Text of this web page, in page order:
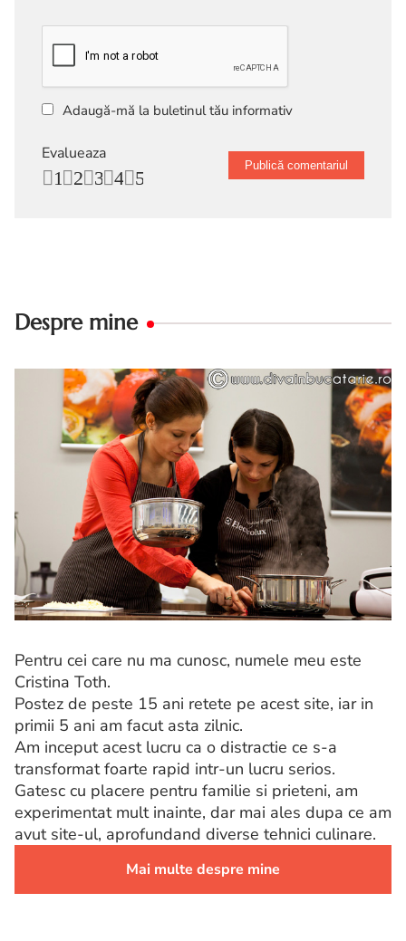
Adaugă-mă la buletinul tău informativ
Evalueaza
5
4
3
2
1
Despre mine
Pentru cei care nu ma cunosc, numele meu este
Cristina Toth.
Postez de peste 15 ani retete pe acest site, iar in
primii 5 ani am facut asta zilnic.
Am inceput acest lucru ca o distractie ce s-a
transformat foarte rapid intr-un lucru serios.
Gatesc cu placere pentru familie si prieteni, am
experimentat mult inainte, dar mai ales dupa ce am
avut site-ul, aprofundand diverse tehnici culinare.
Mai multe despre mine